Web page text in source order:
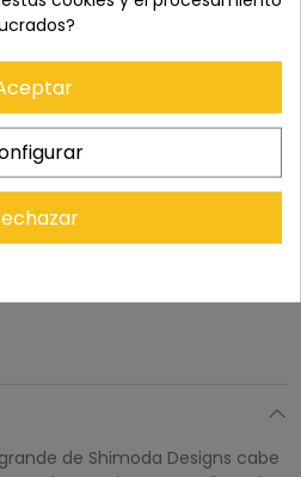
la devolución.
de Shimoda Designs cabe